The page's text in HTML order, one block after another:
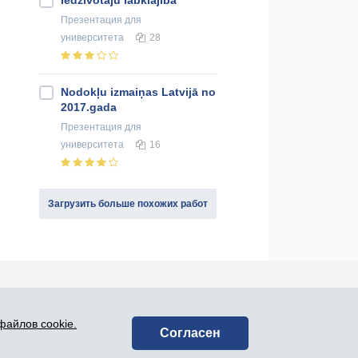
Презентация для
университета
28
Nodokļu izmaiņas Latvijā no
2017.gada
Презентация для
университета
16
Загрузить больше похожих работ
cookie.
Согласен